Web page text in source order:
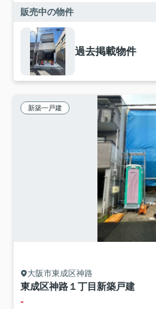
販売中の物件
過去掲載物件
新築一戸建
大阪市東成区神路
東成区神路１丁目新築戸建
-